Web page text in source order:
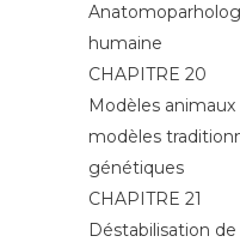
humaine
CHAPITRE 20
Modèles animaux
modèles
génétiques
CHAPITRE 21
Déstabilisation de